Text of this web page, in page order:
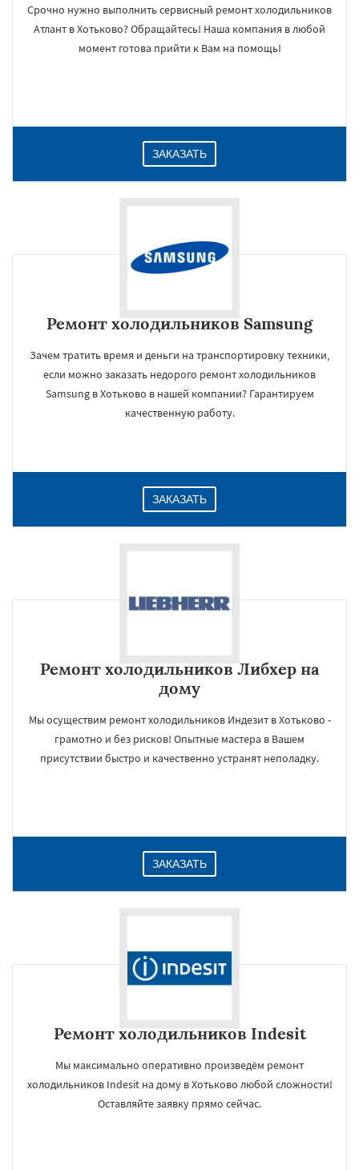
Срочно нужно выполнить сервисный ремонт холодильников
Атлант в Хотьково? Обращайтесь! Наша компания в любой
момент готова прийти к Вам на помощь!
ЗАКАЗАТЬ
Ремонт холодильников Samsung
Зачем тратить время и деньги на транспортировку техники,
если можно заказать недорого ремонт холодильников
Samsung в Хотьково в нашей компании? Гарантируем
качественную работу.
ЗАКАЗАТЬ
Ремонт холодильников Либхер на
дому
Мы осуществим ремонт холодильников Индезит в Хотьково -
грамотно и без рисков! Опытные мастера в Вашем
присутствии быстро и качественно устранят неполадку.
ЗАКАЗАТЬ
Ремонт холодильников Indesit
Мы максимально оперативно произведём ремонт
холодильников Indesit на дому в Хотьково любой сложности!
Оставляйте заявку прямо сейчас.